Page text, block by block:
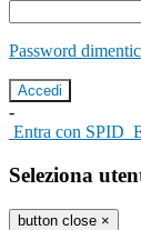
Password
-
Entra con SPID
Seleziona
button close ×